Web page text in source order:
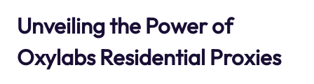
Unveiling the Power of
Oxylabs Residential Proxies